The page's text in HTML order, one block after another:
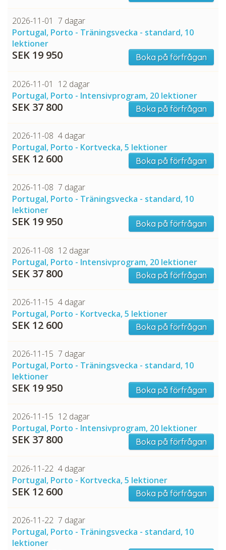
2026-11-01 7 dagar
Portugal, Porto - Träningsvecka - standard, 10
lektioner
SEK 19 950 Boka på förfrågan
2026-11-01
12 dagar
Portugal, Porto - Intensivprogram, 20 lektioner
SEK 37 800 Boka på förfrågan
2026-11-08 4 dagar
Portugal, Porto - Kortvecka, 5 lektioner
SEK 12 600 Boka på förfrågan
2026-11-08 7 dagar
Portugal, Porto - Träningsvecka - standard, 10
lektioner
SEK 19 950 Boka på förfrågan
2026-11-08 12 dagar
Portugal, Porto - Intensivprogram, 20 lektioner
SEK 37 800 Boka på förfrågan
2026-11-15 4 dagar
Portugal, Porto - Kortvecka, 5 lektioner
SEK 12 600 Boka på förfrågan
2026-11-15 7 dagar
Portugal, Porto - Träningsvecka - standard, 10
lektioner
SEK 19 950 Boka på förfrågan
2026-11-15 12 dagar
Portugal, Porto - Intensivprogram, 20 lektioner
SEK 37 800 Boka på förfrågan
2026-11-22 4 dagar
Portugal, Porto - Kortvecka, 5 lektioner
SEK 12 600 Boka på förfrågan
2026-11-22 7 dagar
Portugal, Porto - Träningsvecka - standard, 10
lektioner